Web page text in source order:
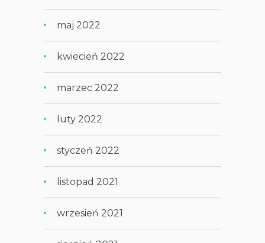
maj 2022
kwiecień 2022
marzec 2022
luty 2022
styczeń 2022
listopad 2021
wrzesień 2021